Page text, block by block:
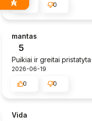
0
mantas
5
Puikiai ir greitai
2026-06-19
0
0
Vida